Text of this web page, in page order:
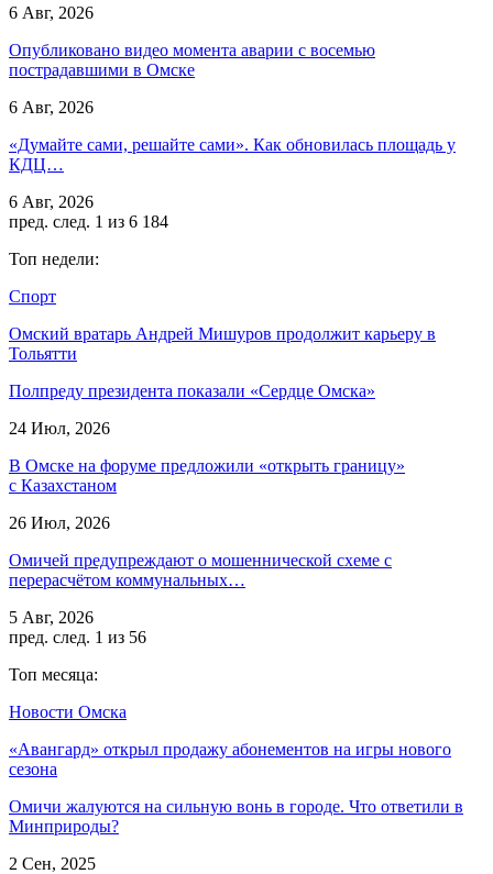
6 Авг, 2026
Опубликовано видео момента аварии с восемью
пострадавшими в Омске
6 Авг, 2026
«Думайте сами, решайте сами». Как обновилась площадь у
КДЦ…
6 Авг, 2026
пред. след. 1 из 6 184
Топ недели:
Спорт
Омский вратарь Андрей Мишуров продолжит карьеру в
Тольятти
Полпреду президента показали «Сердце Омска»
24 Июл, 2026
В Омске на форуме предложили «открыть границу»
с Казахстаном
26 Июл, 2026
Омичей предупреждают о мошеннической схеме с
перерасчётом коммунальных…
5 Авг, 2026
пред. след. 1 из 56
Топ месяца:
Новости Омска
«Авангард» открыл продажу абонементов на игры нового
сезона
Омичи жалуются на сильную вонь в городе. Что ответили в
Минприроды?
2 Сен, 2025